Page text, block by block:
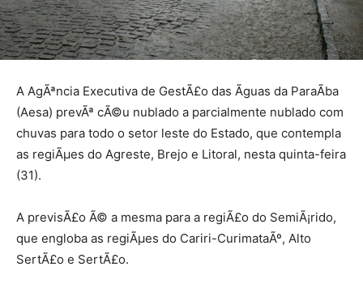
A AgÃªncia Executiva de GestÃ£o das Ãguas da ParaÃ­ba
(Aesa) prevÃª cÃ©u nublado a parcialmente nublado com
chuvas para todo o setor leste do Estado, que contempla
as regiÃµes do Agreste, Brejo e Litoral, nesta quinta-feira
(31).
A previsÃ£o Ã© a mesma para a regiÃ£o do SemiÃ¡rido,
que engloba as regiÃµes do Cariri-CurimataÃº, Alto
SertÃ£o e SertÃ£o.